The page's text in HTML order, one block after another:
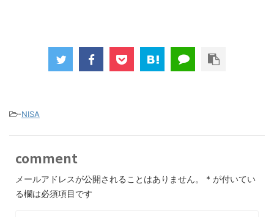
-NISA
comment
メールアドレスが公開されることはありません。 * が付いてい
る欄は必須項目です